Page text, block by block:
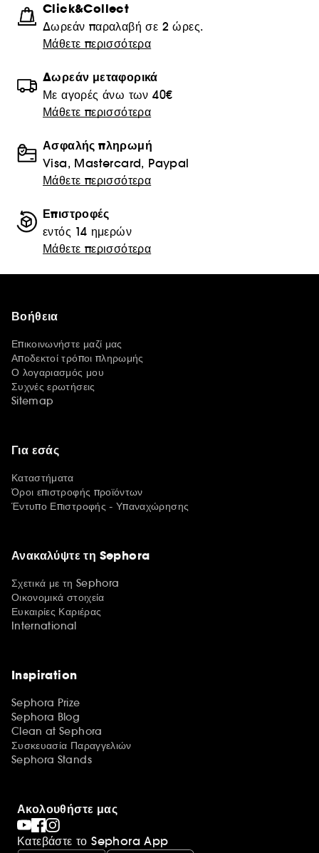
Click&Collect
Δωρεάν παραλαβή σε 2 ώρες.
Μάθετε περισσότερα
Δωρεάν μεταφορικά
Με αγορές άνω των 40€
Μάθετε περισσότερα
Ασφαλής πληρωμή
Visa, Mastercard, Paypal
Μάθετε περισσότερα
Επιστροφές
εντός 14 ημερών
Μάθετε περισσότερα
Βοήθεια
Επικοινωνήστε μαζί μας
Αποδεκτοί τρόποι πληρωμής
Ο λογαριασμός μου
Συχνές ερωτήσεις
Sitemap
Για εσάς
Καταστήματα
Όροι επιστροφής προϊόντων
Έντυπο Επιστροφής - Υπαναχώρησης
Ανακαλύψτε τη Sephora
Σχετικά με τη Sephora
Οικονομικά στοιχεία
Ευκαιρίες Καριέρας
International
Inspiration
Sephora Prize
Sephora Blog
Clean at Sephora
Συσκευασία Παραγγελιών
Sephora Stands
Ακολουθήστε μας
Κατεβάστε το Sephora App